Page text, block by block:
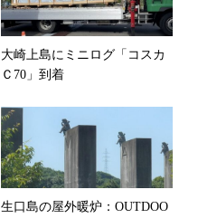
大崎上島にミニログ「コスカ
Ｃ70」到着
生口島の屋外暖炉：OUTDOO